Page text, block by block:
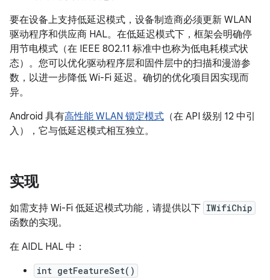
要在设备上支持低延迟模式，设备制造商必须更新 WLAN
驱动程序和供应商 HAL。在低延迟模式下，框架会明确停
用节电模式（在 IEEE 802.11 标准中也称为低电耗模式状
态）。您可以优化驱动程序层和固件层中的扫描和漫游参
数，以进一步降低 Wi-Fi 延迟。确切的优化项目因实现而
异。
Android 具有高性能 WLAN 锁定模式 （在 API 级别 12 中引
入），它与低延迟模式相互独立。
实现
如需支持 Wi-Fi 低延迟模式功能，请提供以下 IWifiChip
函数的实现。
在 AIDL HAL 中：
int getFeatureSet()